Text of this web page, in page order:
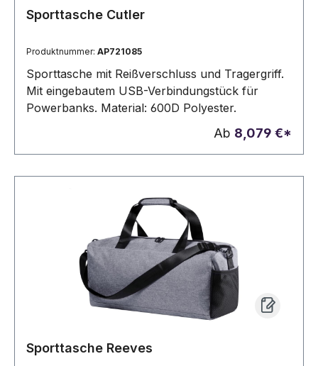
Sporttasche Cutler
Produktnummer: AP721085
Sporttasche mit Reißverschluss und Tragergriff.
Mit eingebautem USB-Verbindungstück für
Powerbanks. Material: 600D Polyester.
Ab 8,079 €*
Sporttasche Reeves